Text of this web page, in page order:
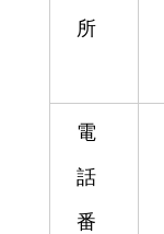
所
電
話
番